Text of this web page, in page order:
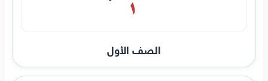
الصف الأول